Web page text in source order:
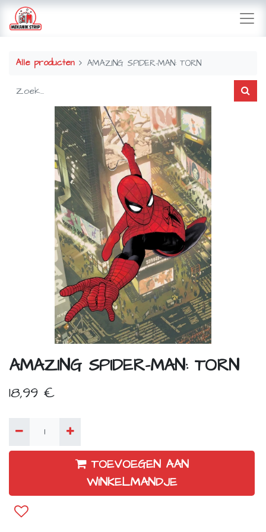
Alle producten AMAZING SPIDER-MAN: TORN
AMAZING SPIDER-MAN: TORN
18,99 €
TOEVOEGEN AAN
WINKELMANDJE